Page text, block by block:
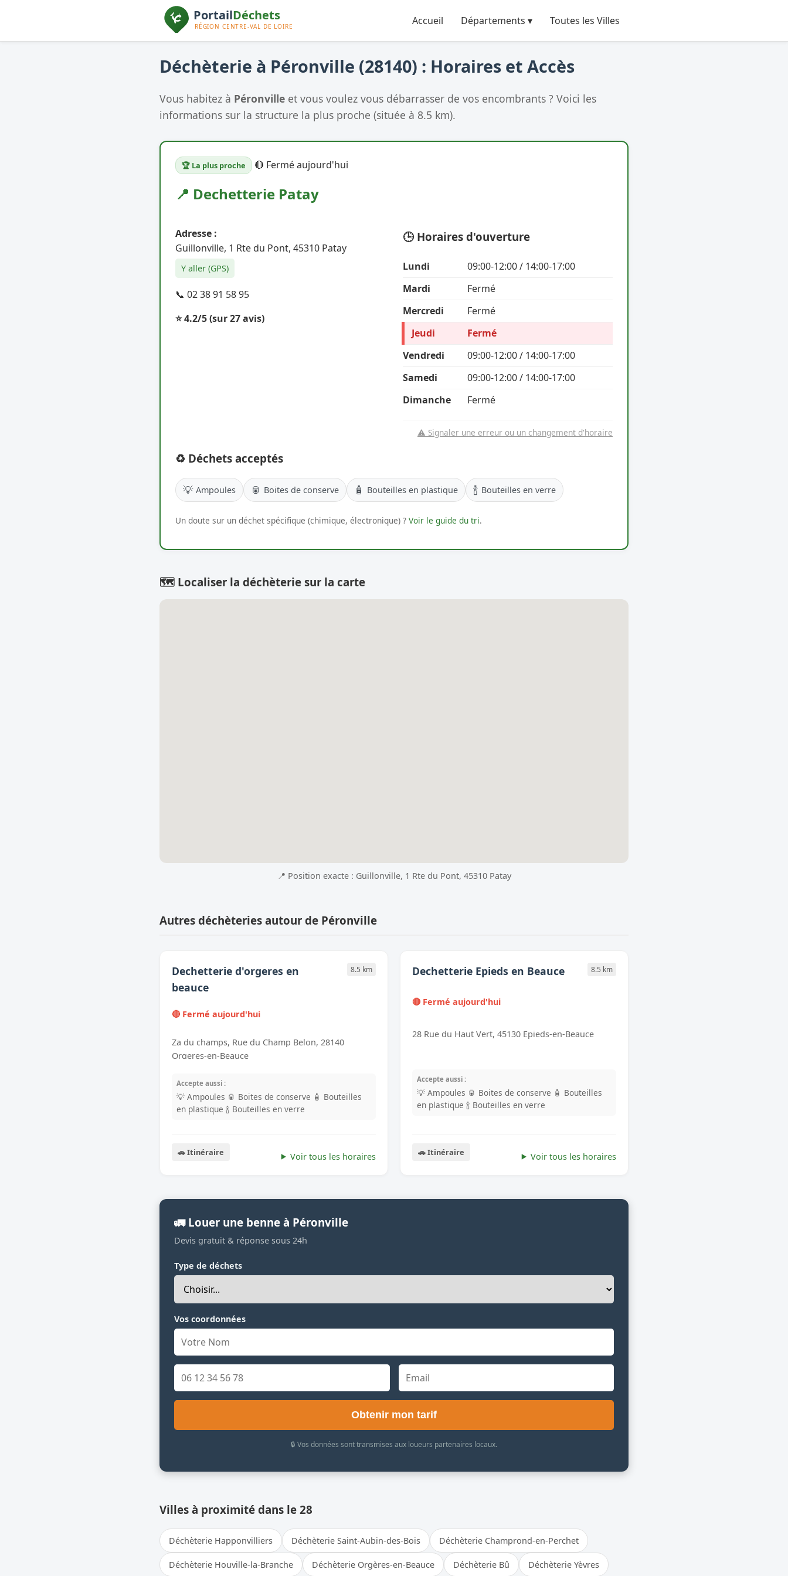
Accueil Départements ▾ Toutes les Villes
Déchèterie à Péronville (28140) : Horaires et Accès
Vous habitez à Péronville et vous voulez vous débarrasser de vos encombrants ? Voici les
informations sur la structure la plus proche (située à 8.5 km).
🏆 La plus proche 🔴 Fermé aujourd'hui
📍 Dechetterie Patay
Adresse :
Guillonville, 1 Rte du Pont, 45310 Patay
Y aller (GPS)
📞 02 38 91 58 95
⭐ 4.2/5(sur 27 avis)
🕒 Horaires d'ouverture
Lundi
09:00-12:00 / 14:00-17:00
Mardi
Fermé
Mercredi
Fermé
Jeudi
Fermé
Vendredi
09:00-12:00 / 14:00-17:00
Samedi
09:00-12:00 / 14:00-17:00
Dimanche
Fermé
⚠️ Signaler une erreur ou un changement d'horaire
♻️ Déchets acceptés
💡 Ampoules 🥫 Boites de conserve 🧴 Bouteilles en plastique 🍾 Bouteilles en verre
Un doute sur un déchet spécifique (chimique, électronique) ? Voir le guide du tri.
🗺️ Localiser la déchèterie sur la carte
📍 Position exacte : Guillonville, 1 Rte du Pont, 45310 Patay
Autres déchèteries autour de Péronville
Dechetterie d'orgeres en
beauce
8.5 km
🔴 Fermé aujourd'hui
Za du champs, Rue du Champ Belon, 28140
Orgeres-en-Beauce
Accepte aussi :
💡 Ampoules 🥫 Boites de conserve 🧴 Bouteilles
en plastique 🍾 Bouteilles en verre
🚗 Itinéraire Voir tous les horaires
Dechetterie Epieds en Beauce 8.5 km
🔴 Fermé aujourd'hui
28 Rue du Haut Vert, 45130 Epieds-en-Beauce
Accepte aussi :
💡 Ampoules 🥫 Boites de conserve 🧴 Bouteilles
en plastique 🍾 Bouteilles en verre
🚗 Itinéraire Voir tous les horaires
🚛 Louer une benne à Péronville
Devis gratuit & réponse sous 24h
Type de déchets
Vos coordonnées
Obtenir mon tarif
🔒 Vos données sont transmises aux loueurs partenaires locaux.
Villes à proximité dans le 28
Déchèterie Happonvilliers Déchèterie Saint-Aubin-des-Bois Déchèterie Champrond-en-Perchet
Déchèterie Houville-la-Branche Déchèterie Orgères-en-Beauce Déchèterie Bû Déchèterie Yèvres